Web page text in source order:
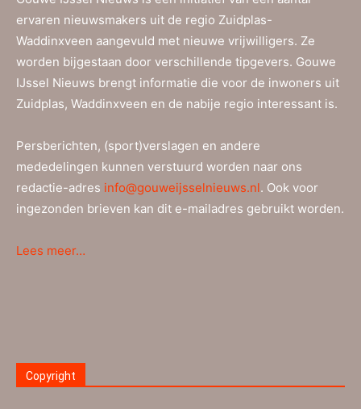
ervaren nieuwsmakers uit de regio Zuidplas-
Waddinxveen aangevuld met nieuwe vrijwilligers. Ze
worden bijgestaan door verschillende tipgevers. Gouwe
IJssel Nieuws brengt informatie die voor de inwoners uit
Zuidplas, Waddinxveen en de nabije regio interessant is.
Persberichten, (sport)verslagen en andere
mededelingen kunnen verstuurd worden naar ons
redactie-adres info@gouweijsselnieuws.nl. Ook voor
ingezonden brieven kan dit e-mailadres gebruikt worden.
Lees meer…
Copyright